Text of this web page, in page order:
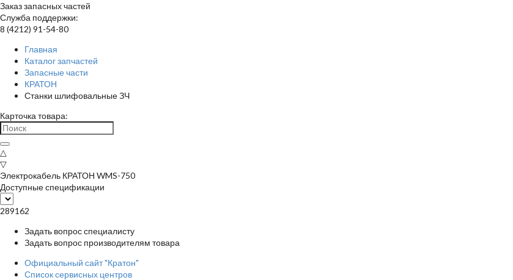
Заказ запасных частей
Служба поддержки:
8 (4212) 91-54-80
Главная
Каталог запчастей
Запасные части
КРАТОН
Станки шлифовальные ЗЧ
Карточка товара:
△
▽
Электрокабель КРАТОН WMS-750
Доступные спецификации
289162
Задать вопрос специалисту
Задать вопрос производителям товара
Официальный сайт "Кратон"
Список сервисных центров